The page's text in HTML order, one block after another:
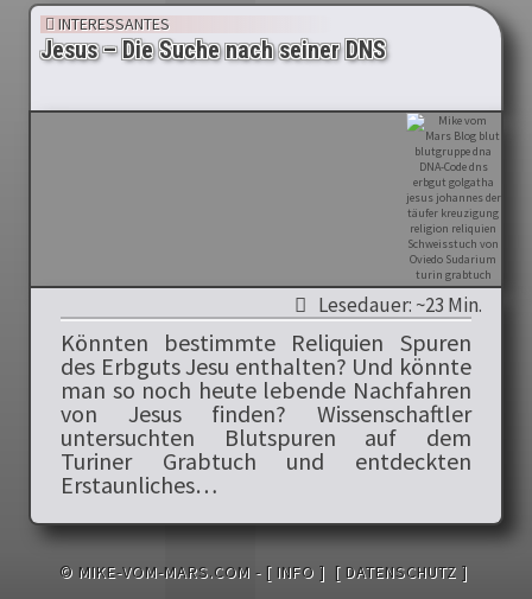
INTERESSANTES
Jesus – Die Suche nach seiner DNS
Lesedauer: ~23 Min.
Könnten bestimmte Reliquien Spuren
des Erbguts Jesu enthalten? Und könnte
man so noch heute lebende Nachfahren
von Jesus finden? Wissenschaftler
untersuchten Blutspuren auf dem
Turiner Grabtuch und entdeckten
Erstaunliches…
© MIKE-VOM-MARS.COM - [ INFO ] [ DATENSCHUTZ ]